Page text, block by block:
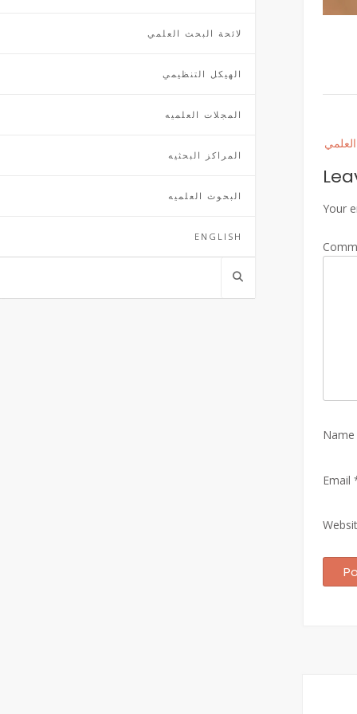
لائحة البحث العلمي
الهيكل التنظيمي
المجلات العلميه
المراكز البحثيه
البحوث العلميه
ENGLISH
Your
Name
Email